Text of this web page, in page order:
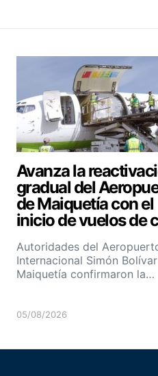
Avanza la
gradual del
de Maiquetía con el
inicio de vuelos de
Autoridades del
Internacional Simón
Maiquetía confirmaron la…
05/08/2026